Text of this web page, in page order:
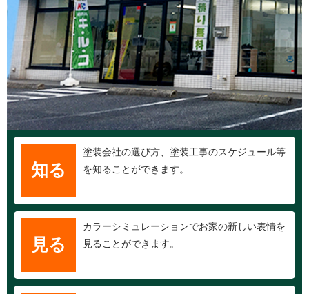
知る
塗装会社の選び方、塗装工事のスケジュール等
を知ることができます。
見る
カラーシミュレーションでお家の新しい表情を
見ることができます。